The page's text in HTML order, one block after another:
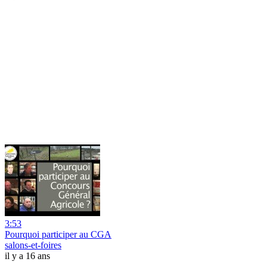
3:53
Pourquoi participer au CGA
salons-et-foires
il y a 16 ans